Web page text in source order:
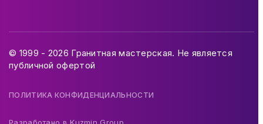
© 1999 - 2026 Гранитная мастерская. Не является
публичной офертой
ПОЛИТИКА КОНФИДЕНЦИАЛЬНОСТИ